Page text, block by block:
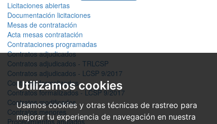
Utilizamos cookies
Usamos cookies y otras técnicas de rastreo para
mejorar tu experiencia de navegación en nuestra
Licitaciones abiertas
Documentación licitaciones
Mesas de contratación
Acta mesas contratación
Contrataciones programadas
Contratos adjudicados
Contratos adjudicados - TRLCSP
Contratos adjudicados - LCSP 9/2017
Contratos formalizados
Contratos formalizados - LCSP 9/2017
Contratos modificados
Contratos menores
Procedimientos anulados